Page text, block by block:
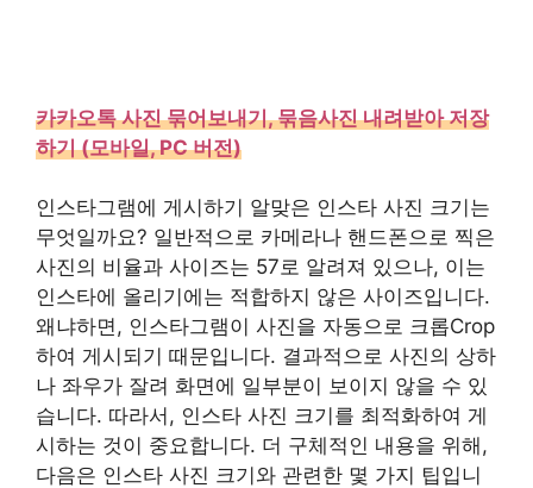
카카오톡 사진 묶어보내기, 묶음사진 내려받아 저장
하기 (모바일, PC 버전)
인스타그램에 게시하기 알맞은 인스타 사진 크기는
무엇일까요? 일반적으로 카메라나 핸드폰으로 찍은
사진의 비율과 사이즈는 57로 알려져 있으나, 이는
인스타에 올리기에는 적합하지 않은 사이즈입니다.
왜냐하면, 인스타그램이 사진을 자동으로 크롭Crop
하여 게시되기 때문입니다. 결과적으로 사진의 상하
나 좌우가 잘려 화면에 일부분이 보이지 않을 수 있
습니다. 따라서, 인스타 사진 크기를 최적화하여 게
시하는 것이 중요합니다. 더 구체적인 내용을 위해,
다음은 인스타 사진 크기와 관련한 몇 가지 팁입니